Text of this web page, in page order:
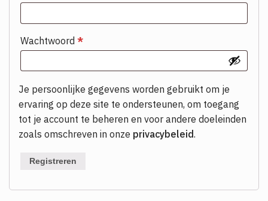
Wachtwoord *
Je persoonlijke gegevens worden gebruikt om je
ervaring op deze site te ondersteunen, om toegang
tot je account te beheren en voor andere doeleinden
zoals omschreven in onze privacybeleid.
Registreren